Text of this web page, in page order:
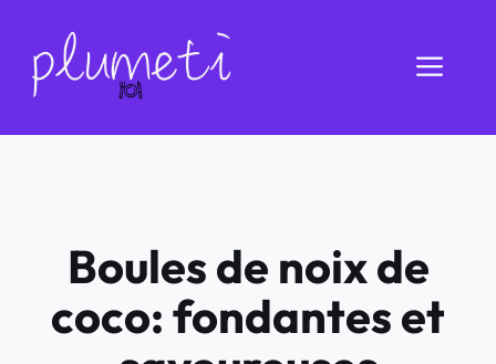
contenu
Boules de noix de
coco: fondantes et